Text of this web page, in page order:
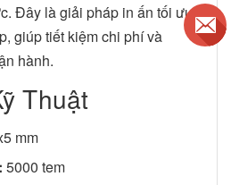
Đây là giải pháp in ấn tối ưu
giúp tiết kiệm chi phí và
hành.
Thuật
mm
5000 tem